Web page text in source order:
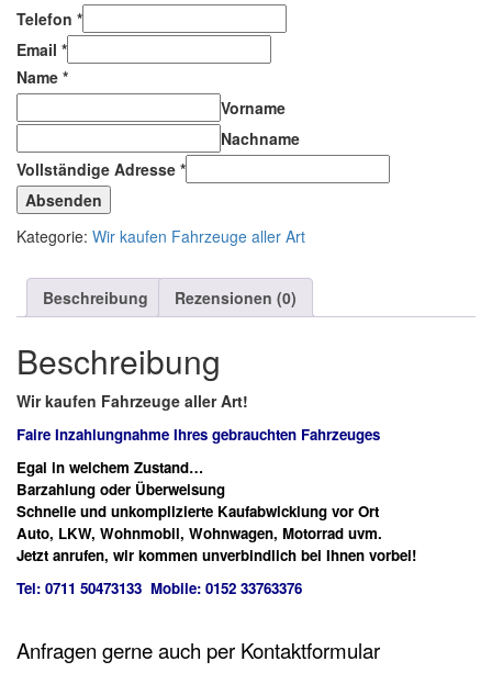
Telefon *
Email *
Name *
Vorname
Nachname
Vollständige Adresse *
Absenden
Kategorie: Wir kaufen Fahrzeuge aller Art
Beschreibung Rezensionen (0)
Beschreibung
Wir kaufen Fahrzeuge aller Art!
Faire Inzahlungnahme Ihres gebrauchten Fahrzeuges
Egal in welchem Zustand…
Barzahlung oder Überweisung
Schnelle und unkomplizierte Kaufabwicklung vor Ort
Auto, LKW, Wohnmobil, Wohnwagen, Motorrad uvm.
Jetzt anrufen, wir kommen unverbindlich bei Ihnen vorbei!
Tel: 0711 50473133 Mobile: 0152 33763376
Anfragen gerne auch per Kontaktformular